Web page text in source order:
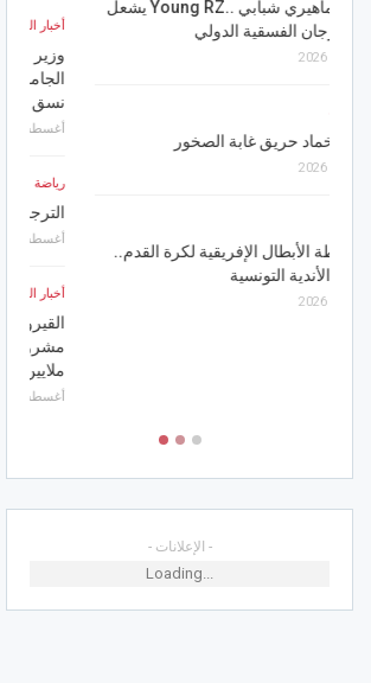
أخبار الجهات
وزير التجهيز يتابع تقدم إنجاز المستشفى
الجامعي الملك سلمان ويدعو إلى التسريع في
القيروان.. وزير التجهيز يعطي إشارة انطلاق
- الإعلانات -
Loading...